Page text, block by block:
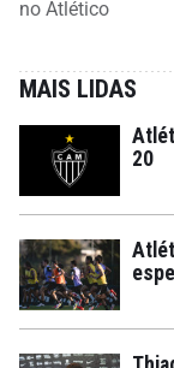
no Atlético
MAIS LIDAS
20